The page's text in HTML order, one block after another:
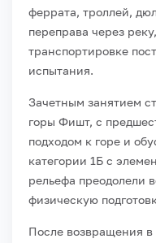
феррата, троллей,
переправа через
транспортировке
испытания.
Зачетным занятием
горы Фишт, с
подходом к горе и
категории 1Б с
рельефа преодолели
физическую
После возвращения в